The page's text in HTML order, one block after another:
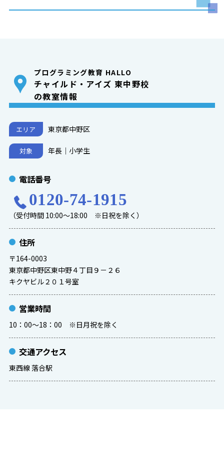
プログラミング教育 HALLO
チャイルド・アイズ 東中野校
の教室情報
エリア 東京都中野区
対象 年長｜小学生
電話番号
0120-74-1915
（受付時間 10:00～18:00 ※日祝を除く）
住所
〒164-0003
東京都中野区東中野４丁目９－２６
キクヤビル２０１号室
営業時間
10：00～18：00 ※日月祝を除く
交通アクセス
東西線 落合駅